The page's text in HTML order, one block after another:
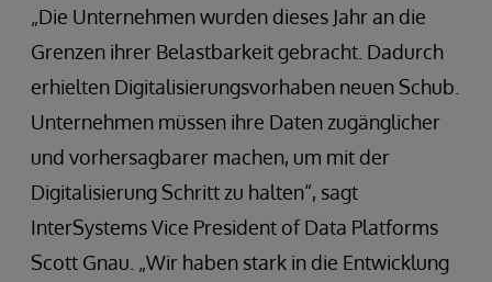
„Die Unternehmen wurden dieses Jahr an die
Grenzen ihrer Belastbarkeit gebracht. Dadurch
erhielten Digitalisierungsvorhaben neuen Schub.
Unternehmen müssen ihre Daten zugänglicher
und vorhersagbarer machen, um mit der
Digitalisierung Schritt zu halten“, sagt
InterSystems Vice President of Data Platforms
Scott Gnau. „Wir haben stark in die Entwicklung